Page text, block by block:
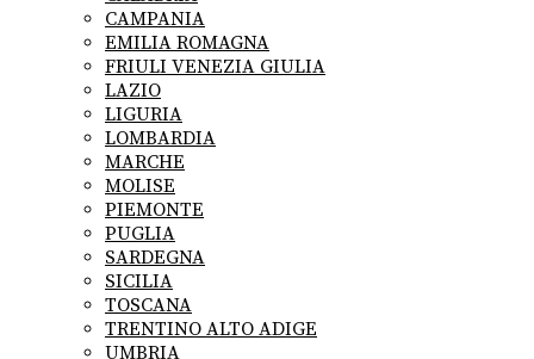
CAMPANIA
EMILIA ROMAGNA
FRIULI VENEZIA GIULIA
LAZIO
LIGURIA
LOMBARDIA
MARCHE
MOLISE
PIEMONTE
PUGLIA
SARDEGNA
SICILIA
TOSCANA
TRENTINO ALTO ADIGE
UMBRIA